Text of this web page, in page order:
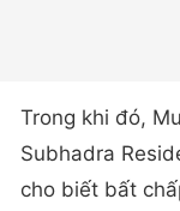
Trong khi đó,
Subhadra
cho biết bất